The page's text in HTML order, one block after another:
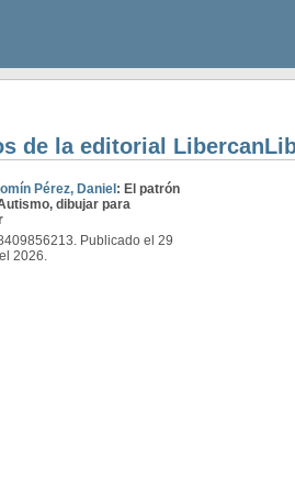
de la editorial
Pérez, Daniel : El patrón
dibujar para
Publicado el 29
2026.